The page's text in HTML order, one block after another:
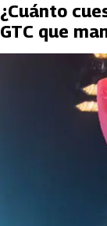
¿Cuánto
GTC que